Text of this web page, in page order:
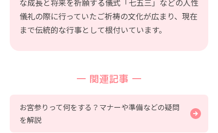
儀礼の際に行っていたご祈祷の文化が広まり、現在
まで伝統的な行事として根付いています。
関連記事
お宮参りって何をする？マナーや準備などの疑問
を解説